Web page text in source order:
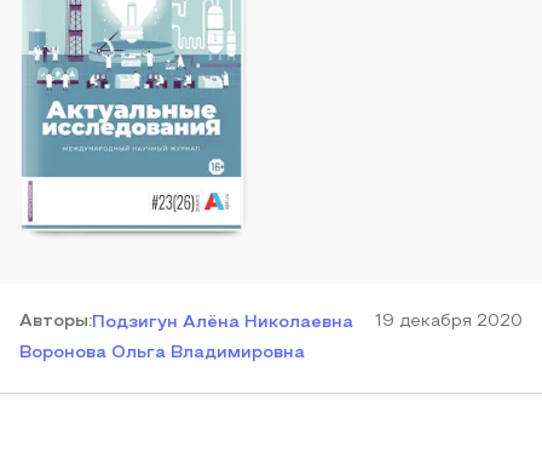
Авторы:Подзигун Алёна Николаевна
Воронова Ольга Владимировна
19 декабря 2020